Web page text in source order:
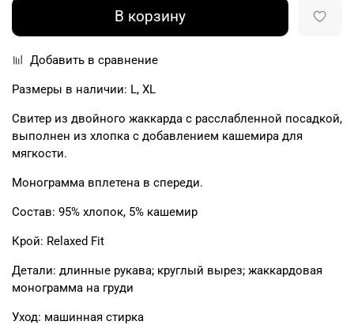
В корзину
Добавить в сравнение
Размеры в наличии: L, XL
Свитер из двойного жаккарда с расслабленной посадкой,
выполнен из хлопка с добавлением кашемира для
мягкости.
Монограмма вплетена в спереди.
Состав: 95% хлопок, 5% кашемир
Крой: Relaxed Fit
Детали: длинные рукава; круглый вырез; жаккардовая
монограмма на груди
Уход: машинная стирка